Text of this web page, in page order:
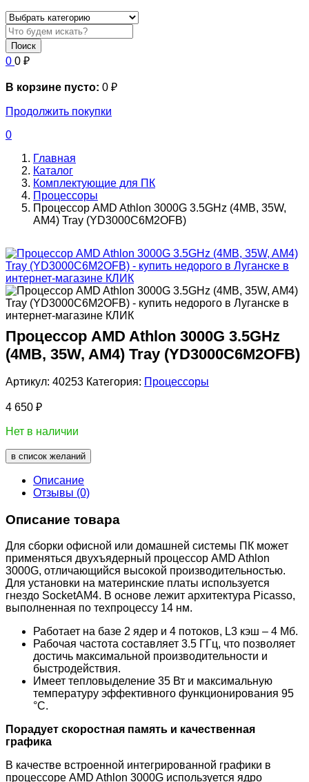
Поиск
0 0 ₽
В корзине пусто: 0 ₽
Продолжить покупки
0
Главная
Каталог
Комплектующие для ПК
Процессоры
Процессор AMD Athlon 3000G 3.5GHz (4MB, 35W,
AM4) Tray (YD3000C6M2OFB)
Процессор AMD Athlon 3000G 3.5GHz
(4MB, 35W, AM4) Tray (YD3000C6M2OFB)
Артикул: 40253 Категория: Процессоры
4 650 ₽
Нет в наличии
в список желаний
Описание
Отзывы (0)
Описание товара
Для сборки офисной или домашней системы ПК может
применяться двухъядерный процессор AMD Athlon
3000G, отличающийся высокой производительностью.
Для установки на материнские платы используется
гнездо SocketAM4. В основе лежит архитектура Picasso,
выполненная по техпроцессу 14 нм.
Работает на базе 2 ядер и 4 потоков, L3 кэш – 4 Мб.
Рабочая частота составляет 3.5 ГГц, что позволяет
достичь максимальной производительности и
быстродействия.
Имеет тепловыделение 35 Вт и максимальную
температуру эффективного функционирования 95
°С.
Порадует скоростная память и качественная
графика
В качестве встроенной интегрированной графики в
процессоре AMD Athlon 3000G используется ядро